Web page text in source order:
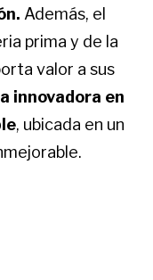
Además, el
prima y de la
valor a sus
innovadora en
, ubicada en un